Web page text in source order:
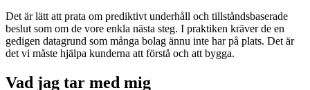
Det är lätt att prata om prediktivt underhåll och tillståndsbaserade
beslut som om de vore enkla nästa steg. I praktiken kräver de en
gedigen datagrund som många bolag ännu inte har på plats. Det är
det vi måste hjälpa kunderna att förstå och att bygga.
Vad jag tar med mig